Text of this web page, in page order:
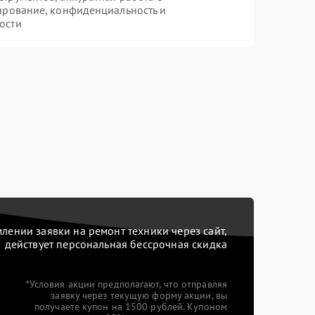
конфиденциальность и
заявки на ремонт техники через сайт,
действует персональная бессрочная скидка
*Условия акции предполагают, что отправляя
заявку через текущую форму акции, вы
получаете купон на 1500 рублей. Купоном